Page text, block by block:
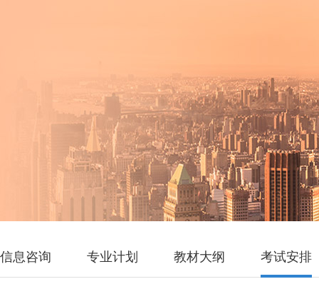
信息咨询 专业计划 教材大纲 考试安排